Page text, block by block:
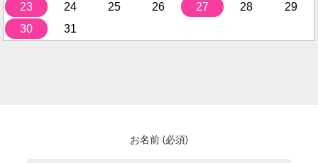
23
24 25 26 27 28
29
30
31
お名前 (必須)